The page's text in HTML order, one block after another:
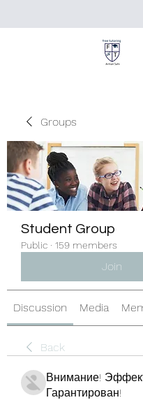
Groups
Student Group
Public · 159 members
Join
Discussion Media
Back
Внимание!
Гарантирован!